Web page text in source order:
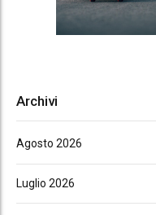
Archivi
Agosto 2026
Luglio 2026